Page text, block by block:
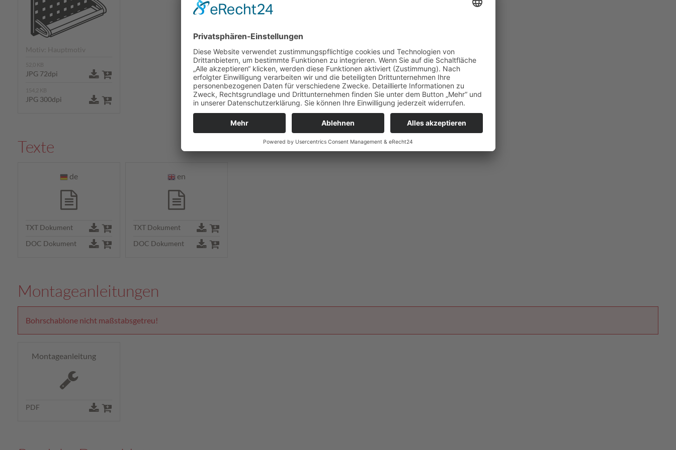
Motiv: Hauptmotiv
52,0 KB
JPG 72dpi
154,2 KB
JPG 300dpi
Texte
de
TXT Dokument
DOC Dokument
en
TXT Dokument
DOC Dokument
Montageanleitungen
Bohrschablone nicht maßstabsgetreu!
Montageanleitung
PDF